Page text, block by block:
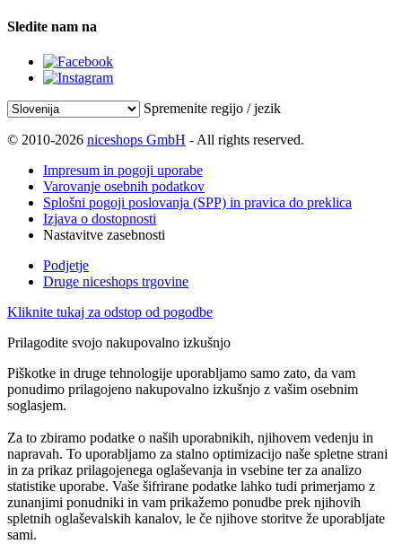
Sledite nam na
Spremenite regijo / jezik
© 2010-2026 niceshops GmbH - All rights reserved.
Impresum in pogoji uporabe
Varovanje osebnih podatkov
Splošni pogoji poslovanja (SPP) in pravica do preklica
Izjava o dostopnosti
Nastavitve zasebnosti
Podjetje
Druge niceshops trgovine
Kliknite tukaj za odstop od pogodbe
Prilagodite svojo nakupovalno izkušnjo
Piškotke in druge tehnologije uporabljamo samo zato, da vam
ponudimo prilagojeno nakupovalno izkušnjo z vašim osebnim
soglasjem.
Za to zbiramo podatke o naših uporabnikih, njihovem vedenju in
napravah. To uporabljamo za stalno optimizacijo naše spletne strani
in za prikaz prilagojenega oglaševanja in vsebine ter za analizo
statistike uporabe. Vaše šifrirane podatke lahko tudi primerjamo z
zunanjimi ponudniki in vam prikažemo ponudbe prek njihovih
spletnih oglaševalskih kanalov, le če njihove storitve že uporabljate
sami.